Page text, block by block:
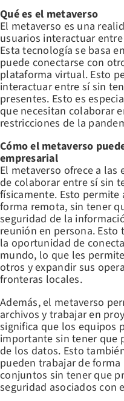
Qué es el metaverso
El metaverso es una
usuarios interactuar
Esta tecnología se basa
puede conectarse con
plataforma virtual. Esto
interactuar entre sí sin
presentes. Esto es
que necesitan colaborar
restricciones de la
Cómo el metaverso
empresarial
El metaverso ofrece a las
de colaborar entre sí sin
físicamente. Esto
forma remota, sin tener
seguridad de la
reunión en persona. Esto
la oportunidad de
mundo, lo que les
otros y expandir sus
fronteras locales.
Además, el metaverso
archivos y trabajar en
significa que los equipos
importante sin tener que
de los datos. Esto
pueden trabajar de
conjuntos sin tener que
seguridad asociados con